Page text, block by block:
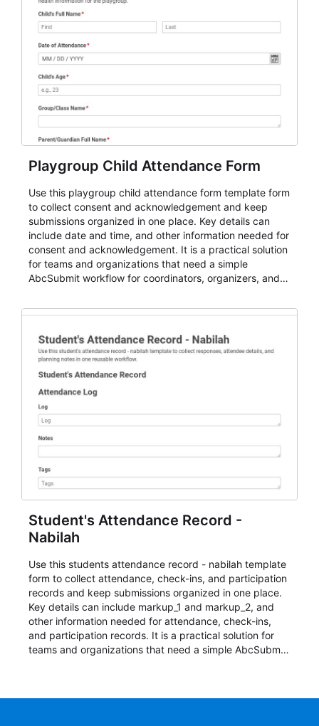
Playgroup Child Attendance Form
Use this playgroup child attendance form template form
to collect consent and acknowledgement and keep
submissions organized in one place. Key details can
include date and time, and other information needed for
consent and acknowledgement. It is a practical solution
for teams and organizations that need a simple
AbcSubmit workflow for coordinators, organizers, and
Student's Attendance Record -
Nabilah
Use this students attendance record - nabilah template
form to collect attendance, check-ins, and participation
records and keep submissions organized in one place.
Key details can include markup_1 and markup_2, and
other information needed for attendance, check-ins,
and participation records. It is a practical solution for
teams and organizations that need a simple AbcSubmit